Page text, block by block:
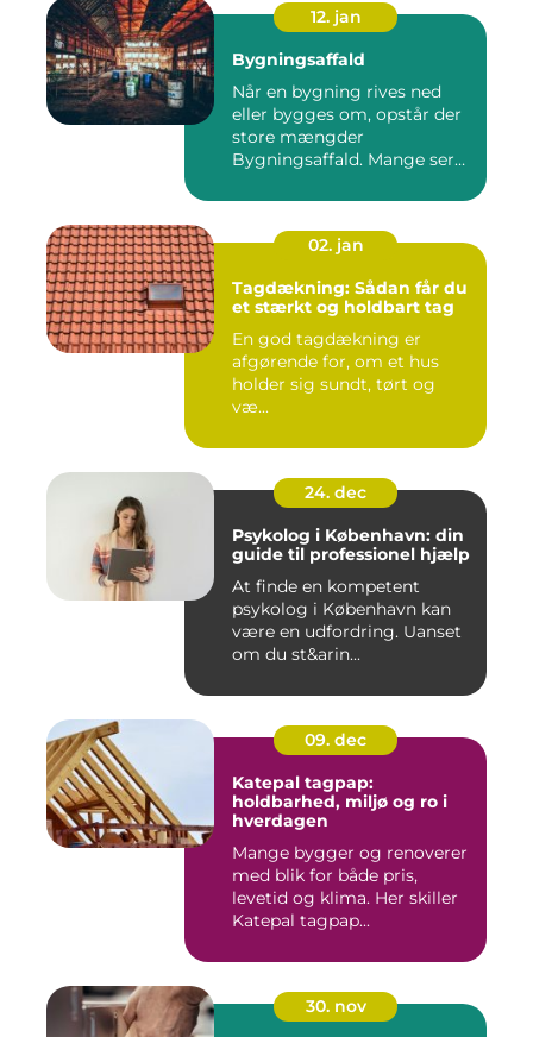
12. jan
Bygningsaffald
Når en bygning rives ned
eller bygges om, opstår der
store mængder
Bygningsaffald. Mange ser
02. jan
Tagdækning: Sådan får du
et stærkt og holdbart tag
En god tagdækning er
afgørende for, om et hus
holder sig sundt, tørt og
væ...
24. dec
Psykolog i København: din
guide til professionel hjælp
At finde en kompetent
psykolog i København kan
være en udfordring. Uanset
om du st&arin...
09. dec
Katepal tagpap:
holdbarhed, miljø og ro i
hverdagen
Mange bygger og renoverer
med blik for både pris,
levetid og klima. Her skiller
Katepal tagpap...
30. nov